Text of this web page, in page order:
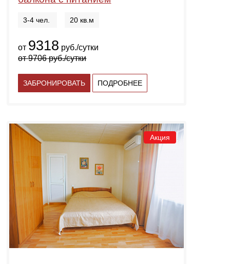
3-4 чел. 20 кв.м
от 9318 руб./сутки
от9706руб./сутки
ЗАБРОНИРОВАТЬ ПОДРОБНЕЕ
Акция